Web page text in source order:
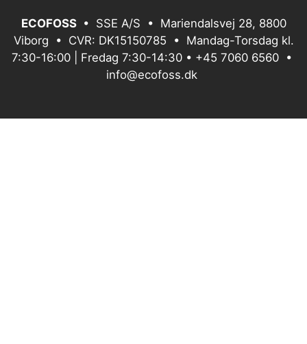
ECOFOSS • SSE A/S • Mariendalsvej 28, 8800
Viborg • CVR: DK15150785 • Mandag-Torsdag kl.
7:30-16:00 | Fredag 7:30-14:30 • +45 7060 6560 •
info@ecofoss.dk